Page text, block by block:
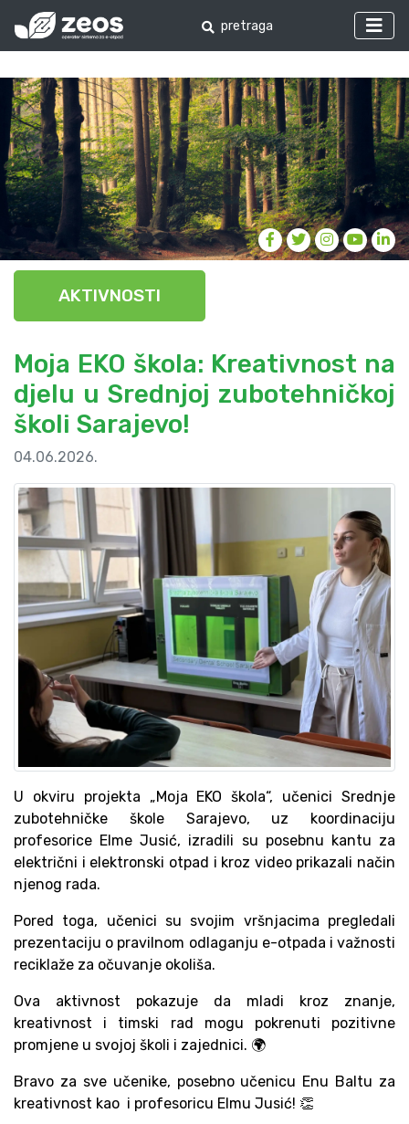
AKTIVNOSTI
Moja EKO škola: Kreativnost na
djelu u Srednjoj zubotehničkoj
školi Sarajevo!
04.06.2026.
U okviru projekta „Moja EKO škola“, učenici Srednje
zubotehničke škole Sarajevo, uz koordinaciju
profesorice Elme Jusić, izradili su posebnu kantu za
električni i elektronski otpad i kroz video prikazali način
njenog rada.
Pored toga, učenici su svojim vršnjacima pregledali
prezentaciju o pravilnom odlaganju e-otpada i važnosti
reciklaže za očuvanje okoliša.
Ova aktivnost pokazuje da mladi kroz znanje,
kreativnost i timski rad mogu pokrenuti pozitivne
promjene u svojoj školi i zajednici. 🌍
Bravo za sve učenike, posebno učenicu Enu Baltu za
kreativnost kao i profesoricu Elmu Jusić! 👏